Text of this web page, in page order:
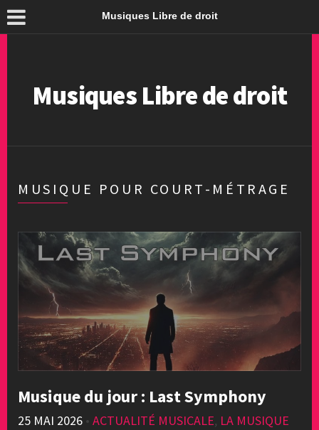
Musiques Libre de droit
Musiques Libre de droit
MUSIQUE POUR COURT-MÉTRAGE
Musique du jour : Last Symphony
25 MAI 2026 • ACTUALITÉ MUSICALE, LA MUSIQUE